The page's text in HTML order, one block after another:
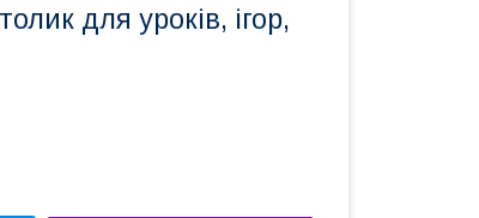
для уроків, ігор,